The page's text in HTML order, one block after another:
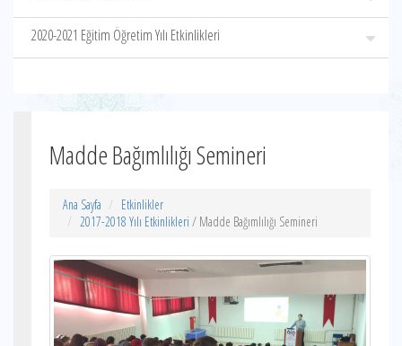
2020-2021 Eğitim Öğretim Yılı Etkinlikleri
Madde Bağımlılığı Semineri
Ana Sayfa
Etkinlikler
2017-2018 Yılı Etkinlikleri / Madde Bağımlılığı Semineri